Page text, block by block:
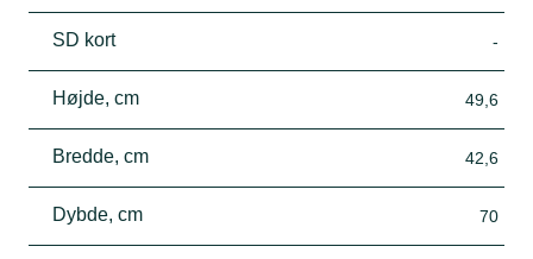
SD kort -
Højde, cm 49,6
Bredde, cm 42,6
Dybde, cm 70